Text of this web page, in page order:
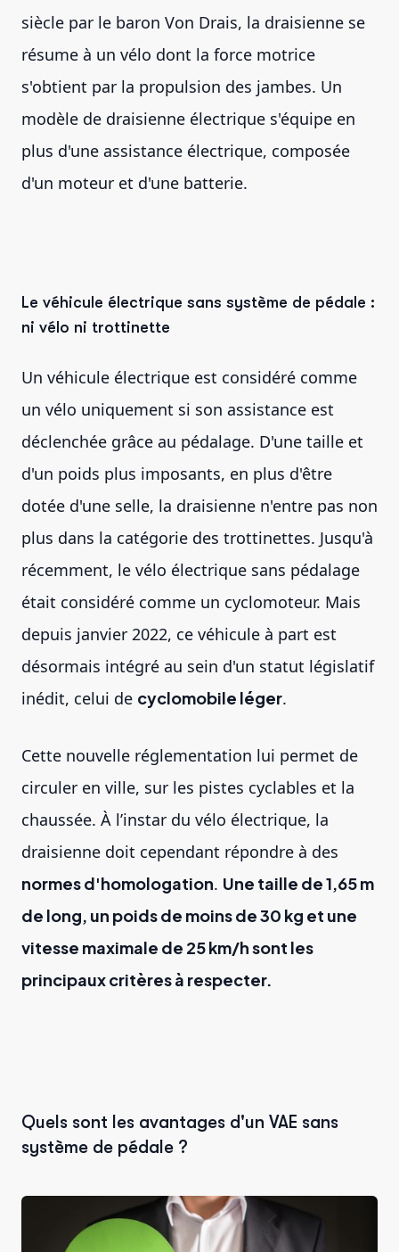
siècle par le baron Von Drais, la draisienne se
résume à un vélo dont la force motrice
s'obtient par la propulsion des jambes. Un
modèle de draisienne électrique s'équipe en
plus d'une assistance électrique, composée
d'un moteur et d'une batterie.
Le véhicule électrique sans système de pédale :
ni vélo ni trottinette
Un véhicule électrique est considéré comme
un vélo uniquement si son assistance est
déclenchée grâce au pédalage. D'une taille et
d'un poids plus imposants, en plus d'être
dotée d'une selle, la draisienne n'entre pas non
plus dans la catégorie des trottinettes. Jusqu'à
récemment, le vélo électrique sans pédalage
était considéré comme un cyclomoteur. Mais
depuis janvier 2022, ce véhicule à part est
désormais intégré au sein d'un statut législatif
inédit, celui de cyclomobile léger.
Cette nouvelle réglementation lui permet de
circuler en ville, sur les pistes cyclables et la
chaussée. À l’instar du vélo électrique, la
draisienne doit cependant répondre à des
normes d'homologation. Une taille de 1,65 m
de long, un poids de moins de 30 kg et une
vitesse maximale de 25 km/h sont les
principaux critères à respecter.
Quels sont les avantages d'un VAE sans
système de pédale ?